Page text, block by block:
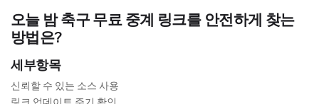
오늘 밤 축구 무료 중계 링크를 안전하게 찾는
방법은?
세부항목
신뢰할 수 있는 소스 사용